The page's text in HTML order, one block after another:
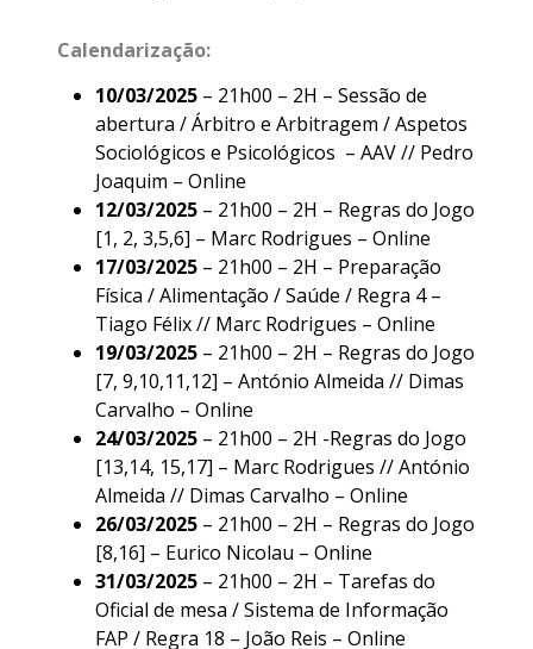
Calendarização:
10/03/2025 – 21h00 – 2H – Sessão de
abertura / Árbitro e Arbitragem / Aspetos
Sociológicos e Psicológicos – AAV // Pedro
Joaquim – Online
12/03/2025 – 21h00 – 2H – Regras do Jogo
[1, 2, 3,5,6] – Marc Rodrigues – Online
17/03/2025 – 21h00 – 2H – Preparação
Física / Alimentação / Saúde / Regra 4 –
Tiago Félix // Marc Rodrigues – Online
19/03/2025 – 21h00 – 2H – Regras do Jogo
[7, 9,10,11,12] – António Almeida // Dimas
Carvalho – Online
24/03/2025 – 21h00 – 2H -Regras do Jogo
[13,14, 15,17] – Marc Rodrigues // António
Almeida // Dimas Carvalho – Online
26/03/2025 – 21h00 – 2H – Regras do Jogo
[8,16] – Eurico Nicolau – Online
31/03/2025 – 21h00 – 2H – Tarefas do
Oficial de mesa / Sistema de Informação
FAP / Regra 18 – João Reis – Online